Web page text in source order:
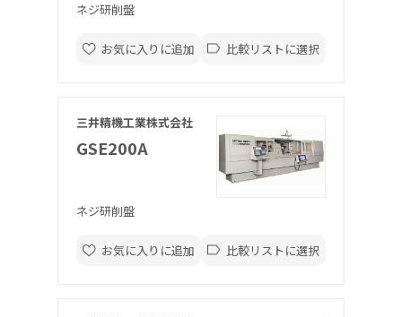
ネジ研削盤
お気に入りに追加 比較リストに選択
三井精機工業株式会社
GSE200A
ネジ研削盤
お気に入りに追加 比較リストに選択